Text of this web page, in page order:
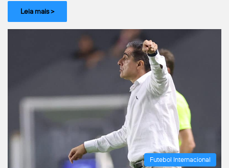
Leia mais >
Futebol Internacional